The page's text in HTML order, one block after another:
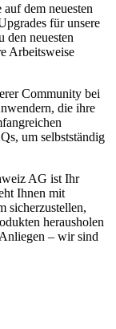
dem neuesten
für unsere
den neuesten
Arbeitsweise
Community bei
die ihre
um selbstständig
AG ist Ihr
Ihnen mit
sicherzustellen,
herausholen
– wir sind